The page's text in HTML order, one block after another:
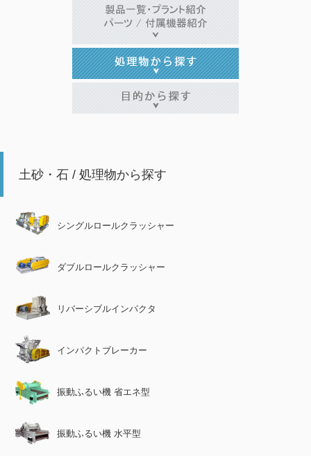
土砂・石 / 処理物から探す
シングルロールクラッシャー
ダブルロールクラッシャー
リバーシブルインパクタ
インパクトブレーカー
振動ふるい機 省エネ型
振動ふるい機 水平型